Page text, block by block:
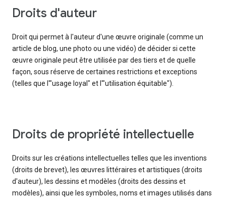
droits d'auteur
Droit qui permet à l'auteur d'une œuvre originale (comme un
article de blog, une photo ou une vidéo) de décider si cette
œuvre originale peut être utilisée par des tiers et de quelle
façon, sous réserve de certaines restrictions et exceptions
(telles que l'"usage loyal" et l'"utilisation équitable").
droits de propriété intellectuelle
Droits sur les créations intellectuelles telles que les inventions
(droits de brevet), les œuvres littéraires et artistiques (droits
d'auteur), les dessins et modèles (droits des dessins et
modèles), ainsi que les symboles, noms et images utilisés dans